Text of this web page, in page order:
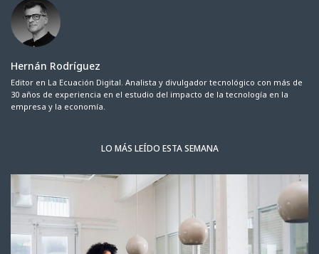
Hernán Rodríguez
Editor en La Ecuación Digital. Analista y divulgador tecnológico con más de
30 años de experiencia en el estudio del impacto de la tecnología en la
empresa y la economía.
LO MÁS LEÍDO ESTA SEMANA